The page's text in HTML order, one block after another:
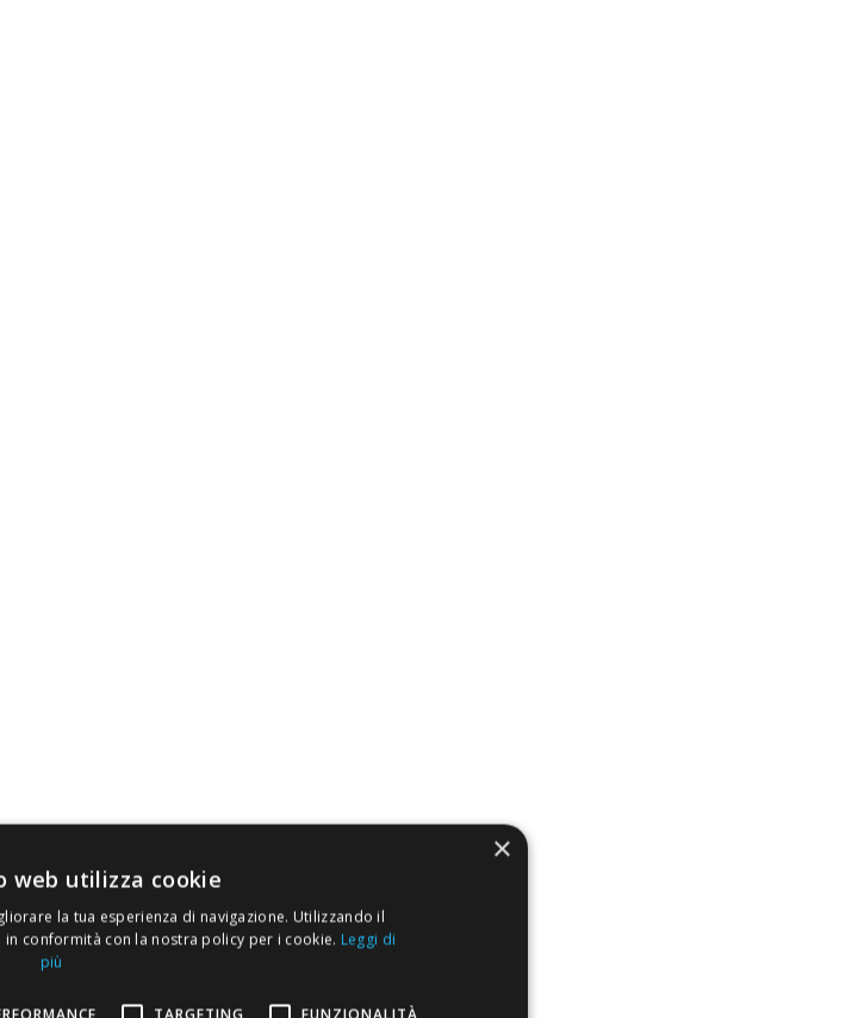
×
web utilizza cookie
la tua esperienza di navigazione. Utilizzando il
conformità con la nostra policy per i cookie. Leggi di
più
TARGETING FUNZIONALITÀ